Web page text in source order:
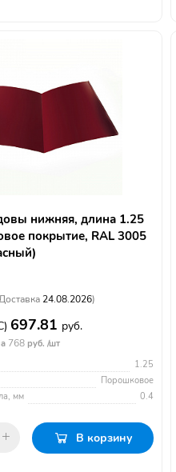
нижняя, длина 1.25
покрытие, RAL 3005
24.08.2026)
697.81 руб.
768 руб. /шт
1.25
Порошковое
мм
0.4
В корзину